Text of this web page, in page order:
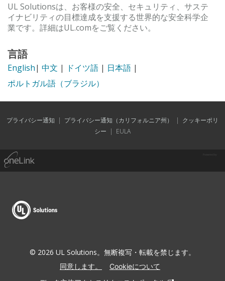
UL Solutionsは、お客様の安全、セキュリティ、サステ
イナビリティの目標達成を支援する世界的な安全科学企
業です。詳細はUL.comをご覧ください。
言語
English| 中文 | ドイツ語 | 日本語 |
ポルトガル語（ブラジル）
プライバシー通知 | プライバシー通知（カリフォルニア州） | クッキーポリ
シー | EULA
© 2026 UL Solutions。無断複写・転載を禁じます。
同意します。
Cookieについて